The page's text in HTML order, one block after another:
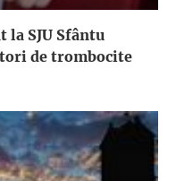
SJU Sfântu
de trombocite